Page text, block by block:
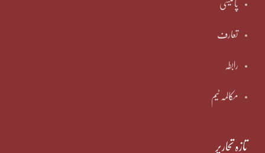
پالیسی
تعارف
رابطہ
مکالمہ ٹیم
تازہ تحاریر